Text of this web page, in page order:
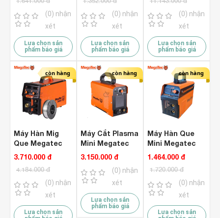
(0) nhận
xét
Lựa chọn sản
phẩm báo giá
(0) nhận
xét
Lựa chọn sản
phẩm báo giá
Pha 220V )
(0) nhận
xét
Lựa chọn sản
phẩm báo giá
còn hàng
Máy Hàn Mig
Que Megatec
NB-250E Đầu
3.710.000 đ
4.184.000 đ
(0) nhận
xét
Lựa chọn sản
còn hàng
Máy Cắt Plasma
Mini Megatec
CUT-40 Inverter
3.150.000 đ
(0) nhận
xét
Lựa chọn sản
phẩm báo giá
còn hàng
Máy Hàn Que
Mini Megatec
ARC-160
1.464.000 đ
1.720.000 đ
(0) nhận
xét
Lựa chọn sản